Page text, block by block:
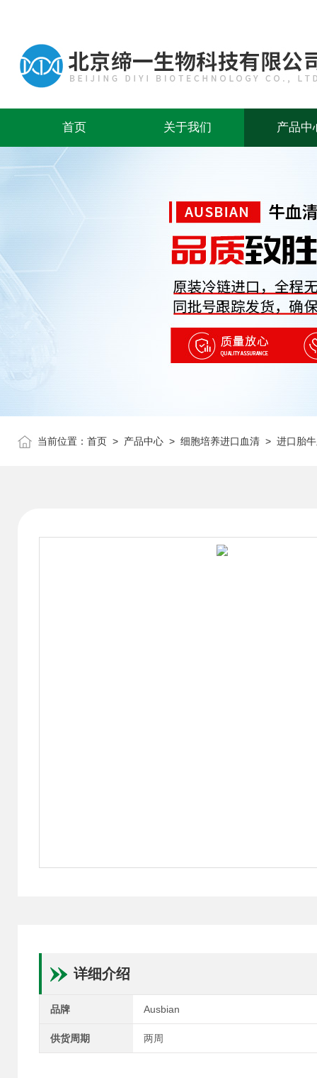
首页 关于我们 产品中
当前位置： 首页 > 产品中心 > 细胞培养进口血清 > 进口胎
详细介绍
品牌 Ausbian
供货周期 两周